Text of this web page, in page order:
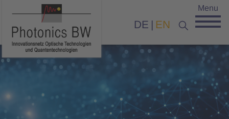
DE EN
Menu